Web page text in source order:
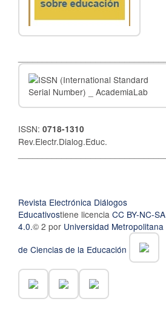
ISSN: 0718-1310
Rev.Electr.Dialog.Educ.
Revista Electrónica Diálogos
Educativostiene licencia CC BY-NC-SA
4.0.© 2 por Universidad Metropolitana
de Ciencias de la Educación